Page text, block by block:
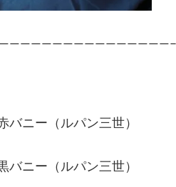
バニー（ルパン三世）
バニー（ルパン三世）